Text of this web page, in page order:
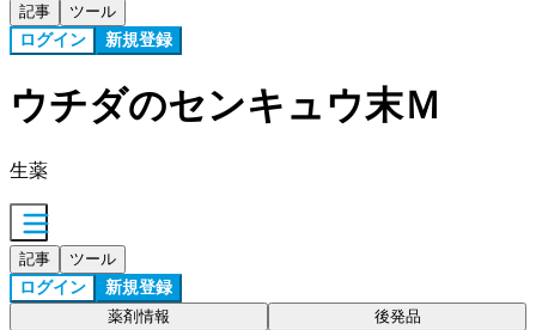
記事 ツール
ログイン 新規登録
ウチダのセンキュウ末Ｍ
生薬
記事 ツール
ログイン 新規登録
薬剤情報 後発品